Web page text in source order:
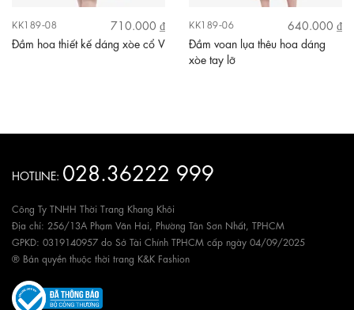
KK189-08
710.000 ₫
Đầm hoa thiết kế dáng xòe cổ V
KK189-06
640.000 ₫
Đầm voan lụa thêu hoa dáng
xòe tay lỡ
HOTLINE: 028.36222 999
Công Ty TNHH Thời Trang Khang Khôi
Địa chỉ: 256/13A Phạm Văn Hai, Phường Tân Sơn Nhất, TPHCM
GPKD: 0319140957 do Sở Tài Chính TPHCM cấp ngày 04/09/2025
® Bản quyền thuộc thời trang K&K Fashion